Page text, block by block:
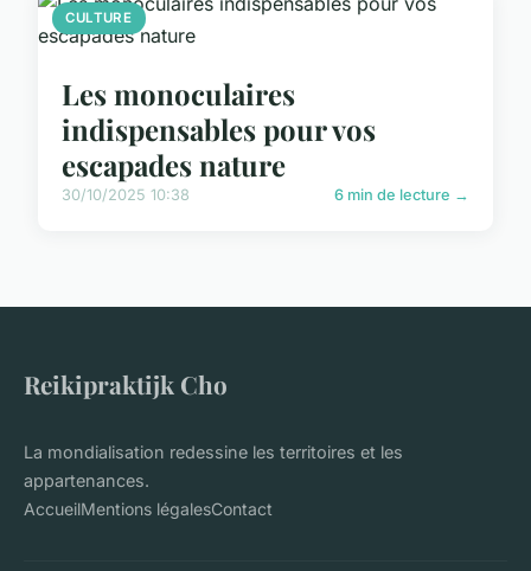
CULTURE
Les monoculaires
indispensables pour vos
escapades nature
30/10/2025 10:38 6 min de lecture →
Reikipraktijk Cho
La mondialisation redessine les territoires et les
appartenances.
AccueilMentions légalesContact